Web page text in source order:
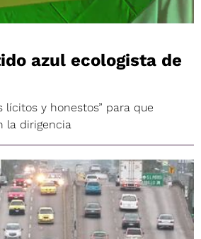
azul ecologista de
lícitos y honestos” para que
la dirigencia